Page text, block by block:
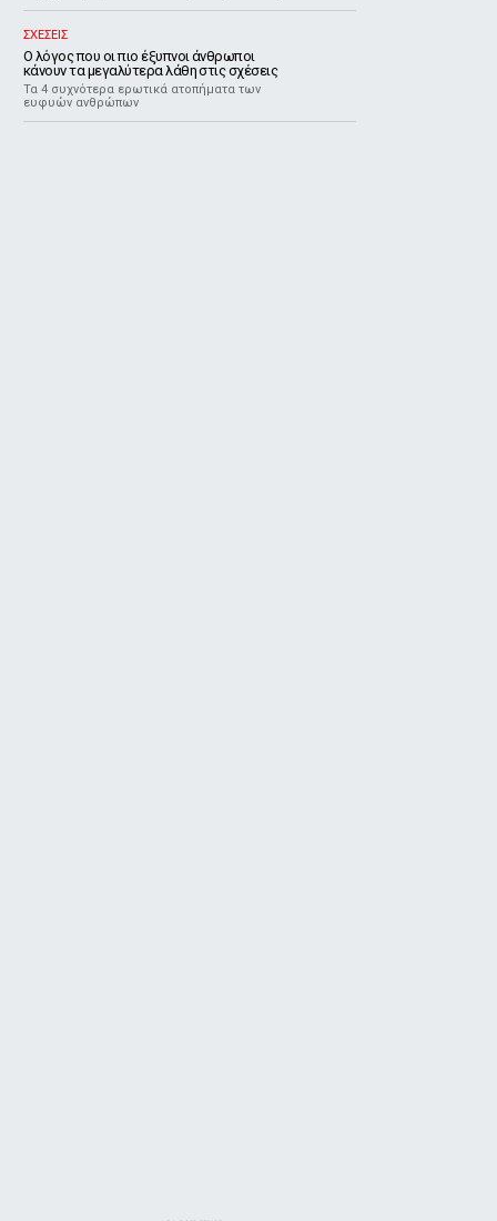
ΣΧΕΣΕΙΣ
Ο λόγος που οι πιο έξυπνοι άνθρωποι
κάνουν τα μεγαλύτερα λάθη στις σχέσεις
Τα 4 συχνότερα ερωτικά ατοπήματα των
ευφυών ανθρώπων